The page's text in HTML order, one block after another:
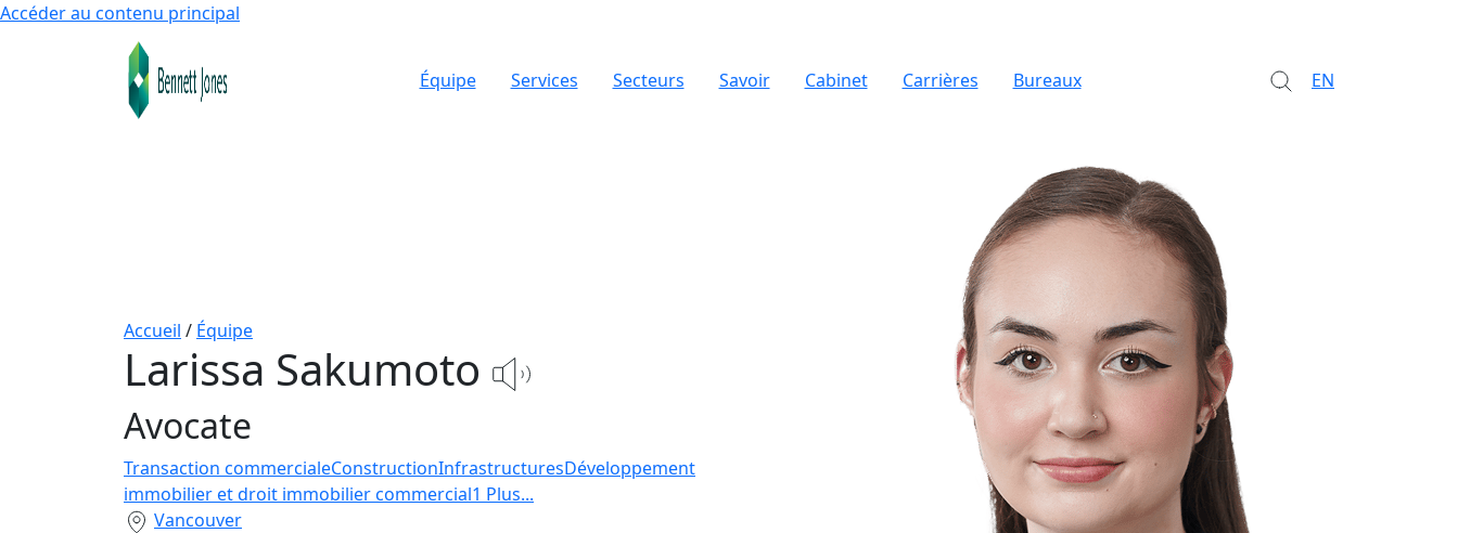
Accéder au contenu principal
Équipe Services Secteurs Savoir Cabinet Carrières Bureaux EN
Accueil / Équipe
Larissa Sakumoto
Avocate
Transaction commercialeConstructionInfrastructuresDéveloppement
immobilier et droit immobilier commercial1 Plus...
Vancouver